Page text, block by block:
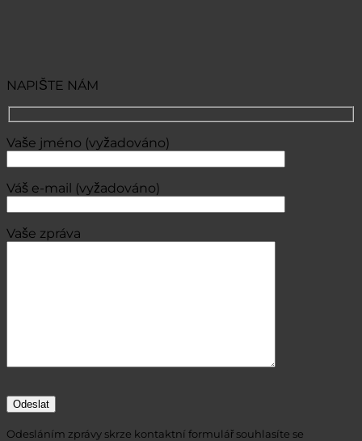
NAPIŠTE NÁM
Vaše jméno (vyžadováno)
Váš e-mail (vyžadováno)
Vaše zpráva
Odesláním zprávy skrze kontaktní formulář souhlasíte se